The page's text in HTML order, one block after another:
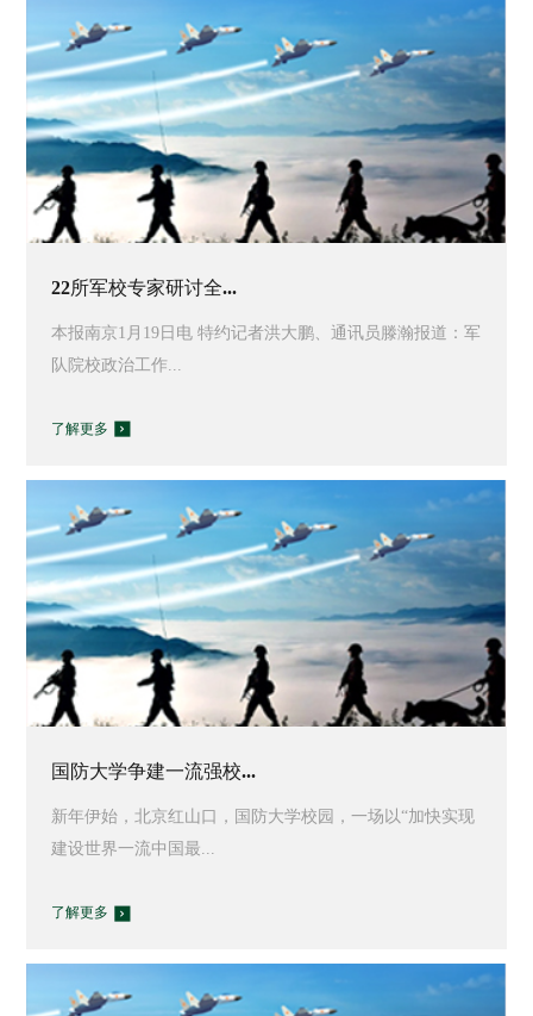
22所军校专家研讨全...
本报南京1月19日电 特约记者洪大鹏、通讯员滕瀚报道：军
队院校政治工作...
了解更多
国防大学争建一流强校...
新年伊始，北京红山口，国防大学校园，一场以“加快实现
建设世界一流中国最...
了解更多